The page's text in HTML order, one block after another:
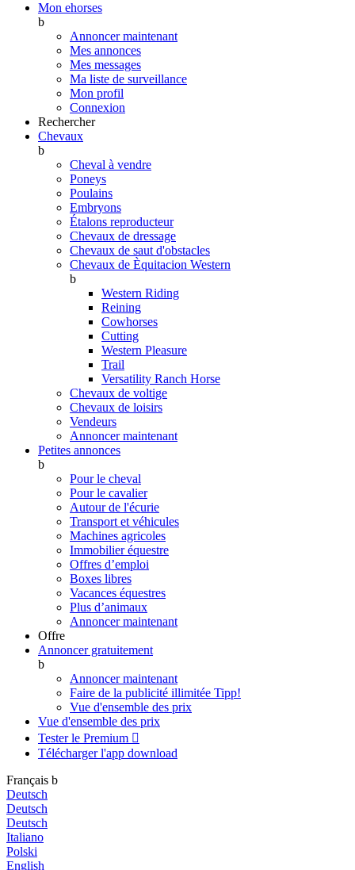
Mon ehorses
b
Annoncer maintenant
Mes annonces
Mes messages
Ma liste de surveillance
Mon profil
Connexion
Rechercher
Chevaux
b
Cheval à vendre
Poneys
Poulains
Embryons
Étalons reproducteur
Chevaux de dressage
Chevaux de saut d'obstacles
Chevaux de Èquitacion Western
b
Western Riding
Reining
Cowhorses
Cutting
Western Pleasure
Trail
Versatility Ranch Horse
Chevaux de voltige
Chevaux de loisirs
Vendeurs
Annoncer maintenant
Petites annonces
b
Pour le cheval
Pour le cavalier
Autour de l'écurie
Transport et véhicules
Machines agricoles
Immobilier équestre
Offres d’emploi
Boxes libres
Vacances équestres
Plus d’animaux
Annoncer maintenant
Offre
Annoncer gratuitement
b
Annoncer maintenant
Faire de la publicité illimitée Tipp!
Vue d'ensemble des prix
Vue d'ensemble des prix
Tester le Premium 
Télécharger l'app download
Français b
Deutsch
Deutsch
Deutsch
Italiano
Polski
English